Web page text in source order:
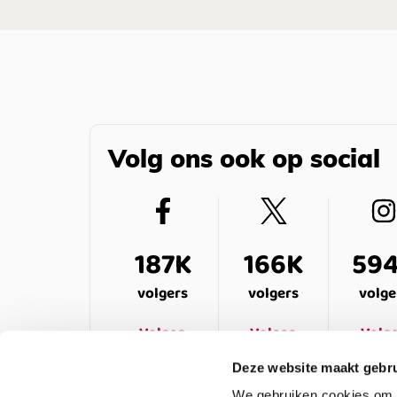
Deze website maakt
Volg ons ook op social
187K
volgers
Volgen
166K
volgers
Volgen